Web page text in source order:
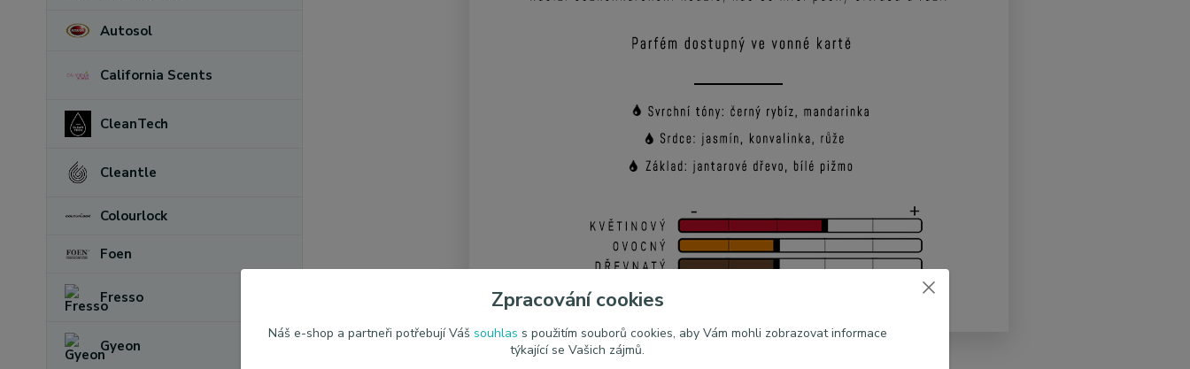
Autosol
California Scents
CleanTech
Cleantle
Colourlock
Foen
Fresso
Gyeon
Zpracování cookies
Náš e-shop a partneři potřebují Váš souhlas s použitím souborů cookies, aby Vám mohli zobrazovat informace
týkající se Vašich zájmů.